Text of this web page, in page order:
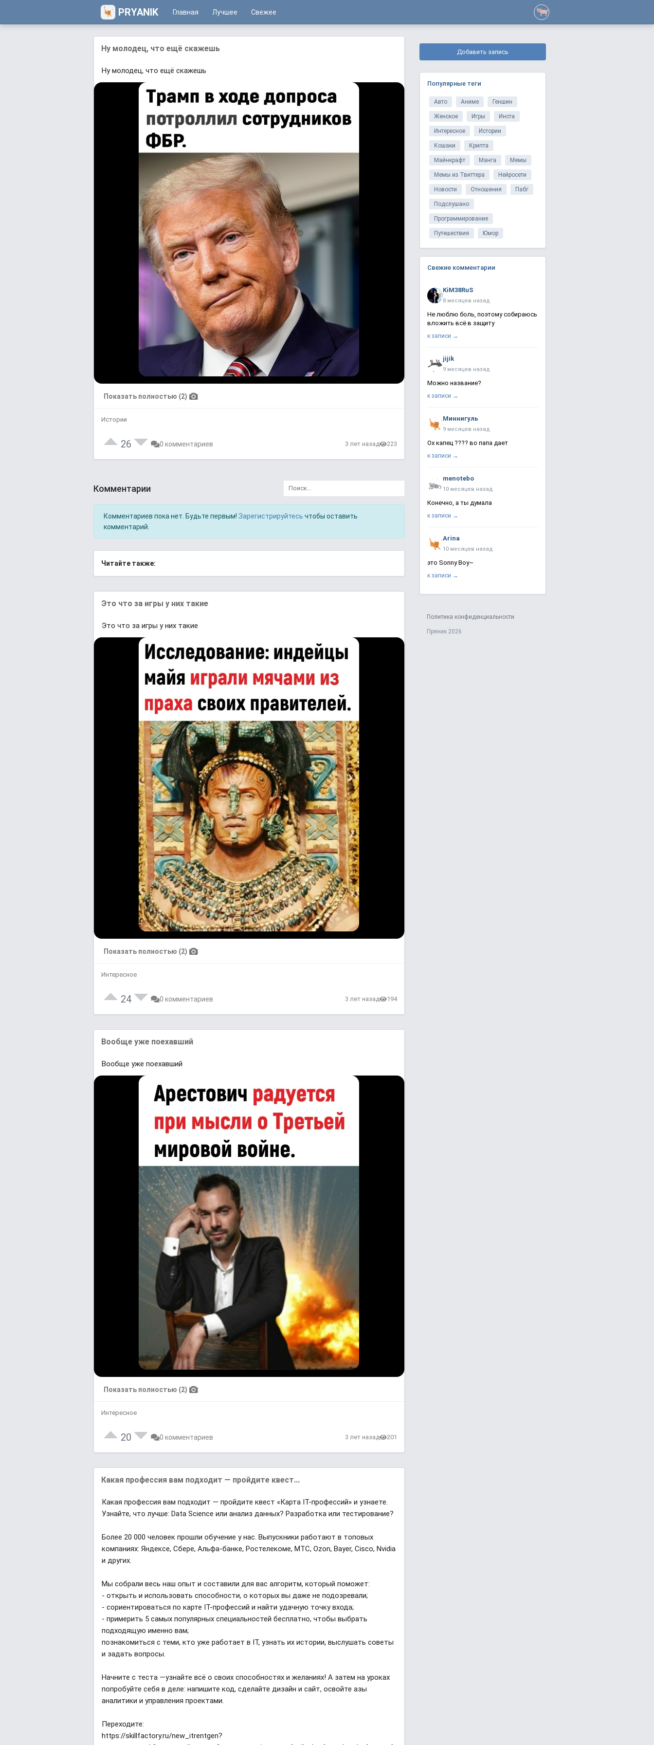
PRYANIK Главная Лучшее Свежее
Ну молодец, что ещё скажешь
Ну молодец, что ещё скажешь
Показать полностью (2)
Истории
26 0 комментариев 3 лет назад 223
Комментарии
Комментариев пока нет. Будьте первым! Зарегистрируйтесь чтобы оставить
комментарий.
Читайте также:
Это что за игры у них такие
Это что за игры у них такие
Показать полностью (2)
Интересное
24 0 комментариев 3 лет назад 194
Вообще уже поехавший
Вообще уже поехавший
Показать полностью (2)
Интересное
20 0 комментариев 3 лет назад 201
Какая профессия вам подходит — пройдите квест...
Какая профессия вам подходит — пройдите квест «Карта IT-профессий» и узнаете.
Узнайте, что лучше: Data Science или анализ данных? Разработка или тестирование?
Более 20 000 человек прошли обучение у нас. Выпускники работают в топовых
компаниях: Яндексе, Сбере, Альфа-банке, Ростелекоме, МТС, Ozon, Bayer, Cisco, Nvidia
и других.
Мы собрали весь наш опыт и составили для вас алгоритм, который поможет:
- открыть и использовать способности, о которых вы даже не подозревали;
- сориентироваться по карте IT-профессий и найти удачную точку входа;
- примерить 5 самых популярных специальностей бесплатно, чтобы выбрать
подходящую именно вам;
познакомиться с теми, кто уже работает в IT, узнать их истории, выслушать советы
и задать вопросы.
Начните с теста —узнайте всё о своих способностях и желаниях! А затем на уроках
попробуйте себя в деле: напишите код, сделайте дизайн и сайт, освойте азы
аналитики и управления проектами.
Переходите:
https://skillfactory.ru/new_itrentgen?
Добавить запись
Популярные теги
Авто Аниме Геншин
Женское Игры Инста
Интересное Истории
Кошаки Крипта
Майнкрафт Манга Мемы
Мемы из Твиттера Нейросети
Новости Отношения Пабг
Подслушано
Программирование
Путешествия Юмор
Свежие комментарии
KiM38RuS
8 месяцев назад
Не люблю боль, поэтому собираюсь
вложить всё в защиту
к записи →
jijik
9 месяцев назад
Можно название?
к записи →
Миннигуль
9 месяцев назад
Ох капец ???? во папа дает
к записи →
menotebo
10 месяцев назад
Конечно, а ты думала
к записи →
Arina
10 месяцев назад
это Sonny Boy~
к записи →
Политика конфиденциальности
Пряник 2026